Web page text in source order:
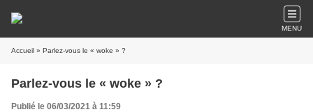
MENU
Accueil » Parlez-vous le « woke » ?
Parlez-vous le « woke » ?
Publié le 06/03/2021 à 11:59